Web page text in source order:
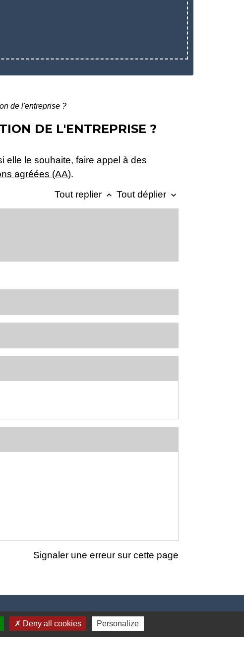
de l'entreprise ?
DE L'ENTREPRISE ?
elle le souhaite, faire appel à des
agréées (AA).
Tout replier keyboard_arrow_up Tout déplier keyboard_arrow_down
Signaler une erreur sur cette page
Deny all cookies Personalize